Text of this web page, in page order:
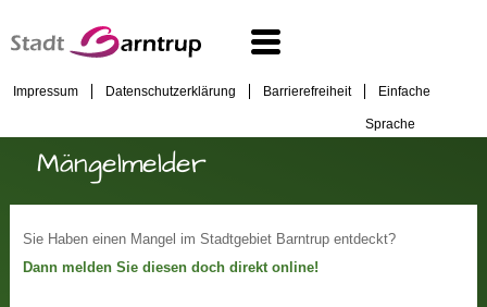
Impressum Datenschutzerklärung Barrierefreiheit Einfache
Sprache
Mängelmelder
Sie Haben einen Mangel im Stadtgebiet Barntrup entdeckt?
Dann melden Sie diesen doch direkt online!